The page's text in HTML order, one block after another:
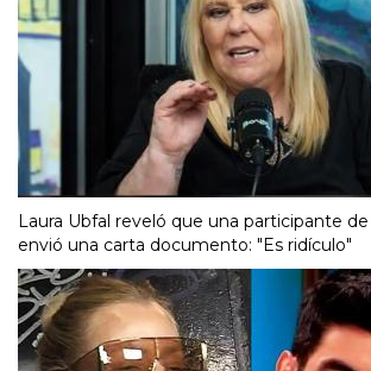
Laura Ubfal reveló que una participante
envió una carta documento: "Es ridículo"